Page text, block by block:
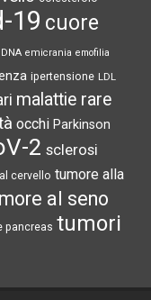
19 cuore
DNA emicrania emofilia
ipertensione LDL
malattie rare
occhi Parkinson
2 sclerosi
cervello tumore alla
al seno
pancreas tumori